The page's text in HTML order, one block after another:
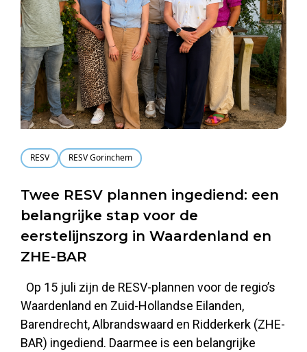
RESV RESV Gorinchem
Twee RESV plannen ingediend: een
belangrijke stap voor de
eerstelijnszorg in Waardenland en
ZHE-BAR
Op 15 juli zijn de RESV-plannen voor de regio’s
Waardenland en Zuid-Hollandse Eilanden,
Barendrecht, Albrandswaard en Ridderkerk (ZHE-
BAR) ingediend. Daarmee is een belangrijke